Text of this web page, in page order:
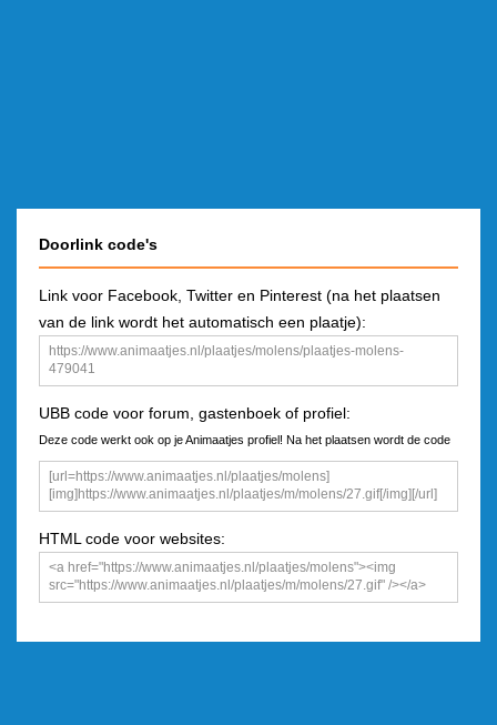
Doorlink code's
Link voor Facebook, Twitter en Pinterest (na het plaatsen
van de link wordt het automatisch een plaatje):
UBB code voor forum, gastenboek of profiel:
Deze code werkt ook op je Animaatjes profiel! Na het plaatsen wordt de code
een plaatje
HTML code voor websites: